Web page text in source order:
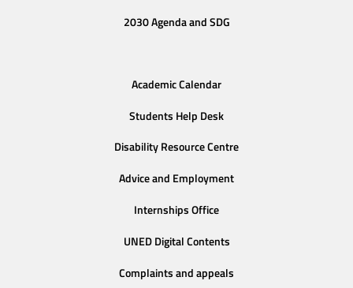
2030 Agenda and SDG
Academic Calendar
Students Help Desk
Disability Resource Centre
Advice and Employment
Internships Office
UNED Digital Contents
Complaints and appeals